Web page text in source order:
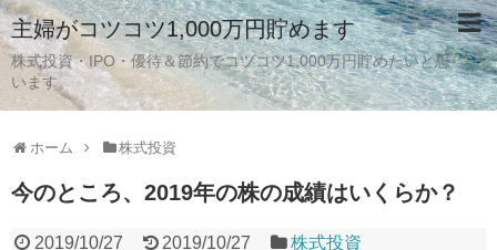
主婦がコツコツ1,000万円貯めます
株式投資・IPO・優待＆節約でコツコツ1,000万円貯めたいと思
います。
ホーム 株式投資
今のところ、2019年の株の成績はいくらか？
2019/10/27 2019/10/27 株式投資